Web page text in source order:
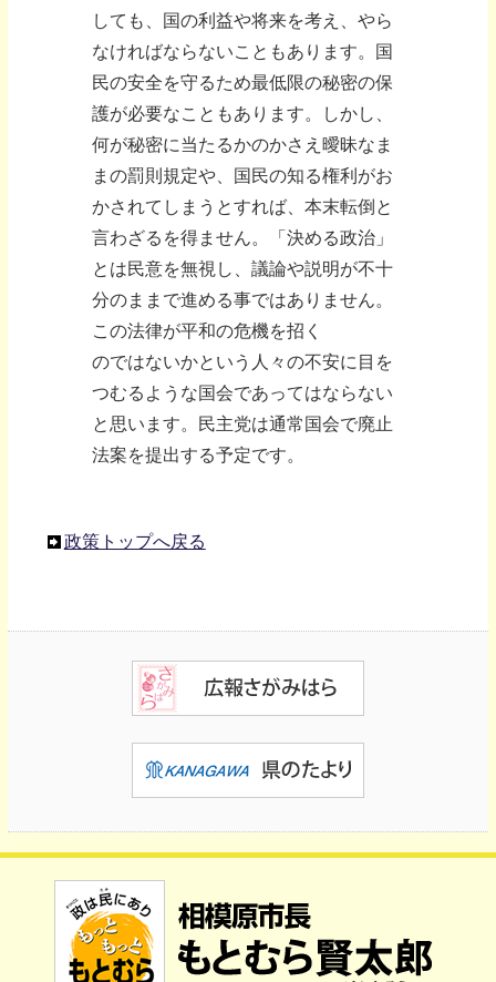
しても、国の利益や将来を考え、やら
なければならないこともあります。国
民の安全を守るため最低限の秘密の保
護が必要なこともあります。しかし、
何が秘密に当たるかのかさえ曖昧なま
まの罰則規定や、国民の知る権利がお
かされてしまうとすれば、本末転倒と
言わざるを得ません。「決める政治」
とは民意を無視し、議論や説明が不十
分のままで進める事ではありません。
この法律が平和の危機を招く
のではないかという人々の不安に目を
つむるような国会であってはならない
と思います。民主党は通常国会で廃止
法案を提出する予定です。
政策トップへ戻る